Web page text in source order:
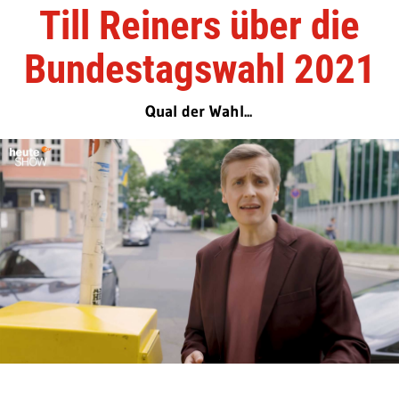
Till Reiners über die
Bundestagswahl 2021
Qual der Wahl...